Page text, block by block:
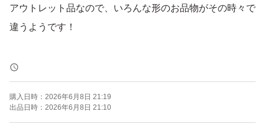
アウトレット品なので、いろんな形のお品物がその時々で
違うようです！
どうぞ、ご理解、
宜しくお願い致しますm(_ _)m
賞味期限→２０２６年１１月１１日
購入日時： 2026年6月8日 21:19
出品日時： 2026年6月8日 21:10